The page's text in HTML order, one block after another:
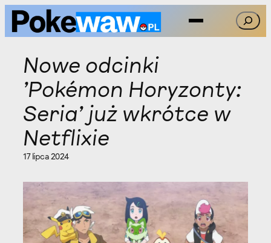
Przejdź
Szukaj
Nowe odcinki
'Pokémon Horyzonty:
Seria’ już wkrótce w
Netflixie
17 lipca 2024